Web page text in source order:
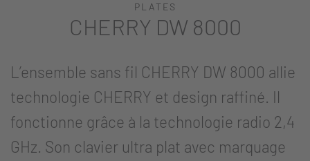
PLATES
CHERRY DW 8000
L’ensemble sans fil CHERRY DW 8000 allie
technologie CHERRY et design raffiné. Il
fonctionne grâce à la technologie radio 2,4
GHz. Son clavier ultra plat avec marquage